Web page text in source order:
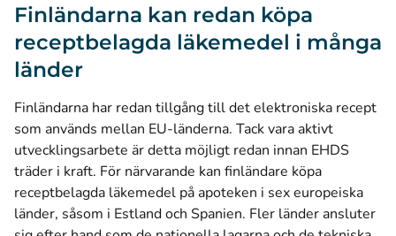
Finländarna kan redan köpa
receptbelagda läkemedel i många
länder
Finländarna har redan tillgång tilldet elektroniska recept
som används mellan EU-länderna. Tack vara aktivt
utvecklingsarbete är detta möjligt redan innan EHDS
träder i kraft. För närvarande kan finländare köpa
receptbelagda läkemedel på apoteken i sex europeiska
länder, såsom i Estland och Spanien. Fler länder ansluter